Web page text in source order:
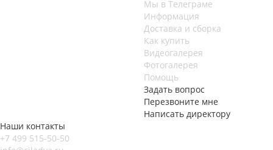
Мы в Телеграме
Информация
Доставка и сборка
Как купить
Видеогалерея
Фотогалерея
Помощь
Задать вопрос
Перезвоните мне
Написать директору
Наши контакты
+7 499 515-50-50